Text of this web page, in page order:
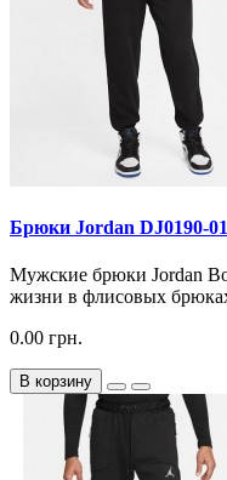
Брюки Jordan DJ0190-
Мужские брюки Jordan
жизни в флисовых
0.00 грн.
В корзину